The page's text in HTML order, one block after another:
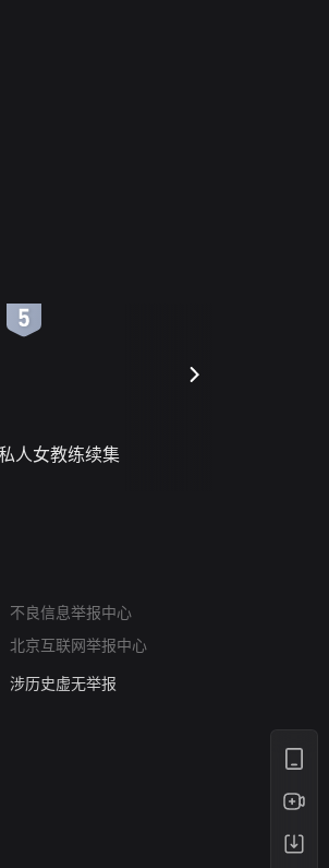
人女教练续集
不良信息举报中心
北京互联网举报中心
亚运会举报专区
涉历史虚无举报